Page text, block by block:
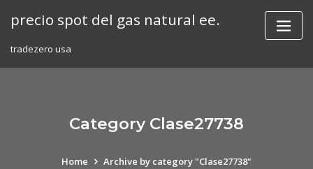
precio spot del gas natural ee.
tradezero usa
Category Clase27738
Home Archive by category "Clase27738"